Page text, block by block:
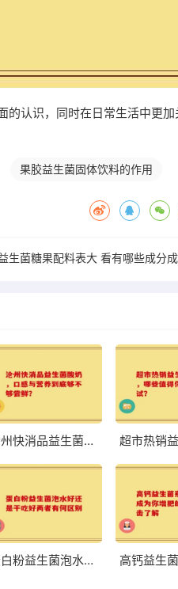
的认识，同时在日常生活中更
果胶益生菌固体饮料的作用
生菌糖果配料表大 看有哪些成分
沧州快消品益生菌酸奶，口感与营养到底够不够尝鲜？
蛋白粉益生菌泡水好还是干吃好两者有何区别